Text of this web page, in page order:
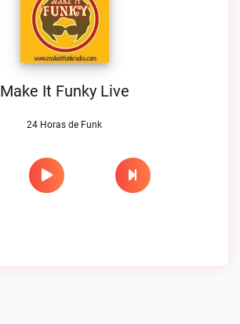
Make It Funky Live
24 Horas de Funk